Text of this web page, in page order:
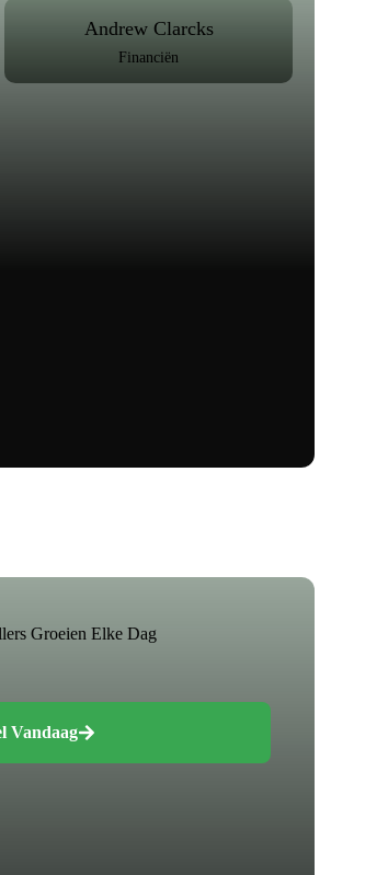
Andrew Clarcks
Financiën
Groeien Elke Dag
Vandaag